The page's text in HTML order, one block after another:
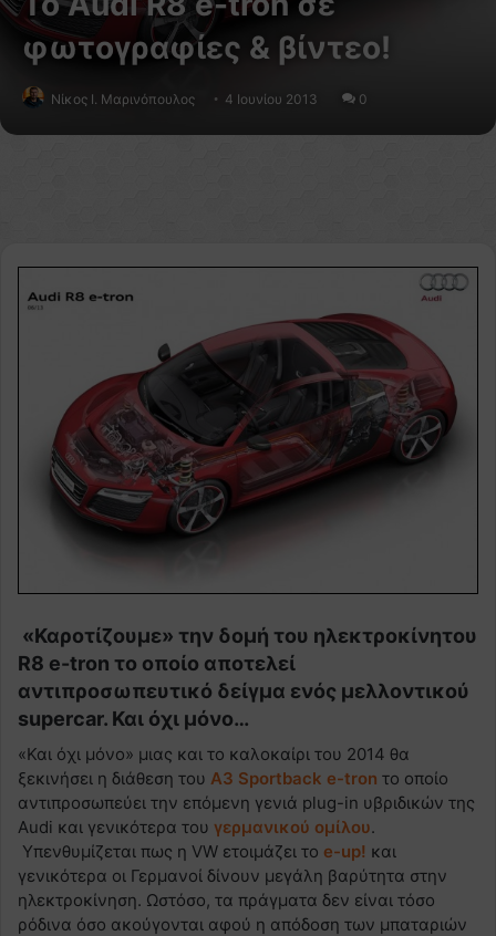
φωτογραφίες & βίντεο!
Nίκος Ι. Mαρινόπουλος 4 Ιουνίου 2013 0
«Καροτίζουμε» την δομή του ηλεκτροκίνητου
R8 e-tron το οποίο αποτελεί
αντιπροσωπευτικό δείγμα ενός μελλοντικού
supercar. Και όχι μόνο…
«Και όχι μόνο» μιας και το καλοκαίρι του 2014 θα
ξεκινήσει η διάθεση του Α3 Sportback e-tron το οποίο
αντιπροσωπεύει την επόμενη γενιά plug-in υβριδικών της
Audi και γενικότερα του γερμανικού ομίλου.
Υπενθυμίζεται πως η VW ετοιμάζει το e-up! και
γενικότερα οι Γερμανοί δίνουν μεγάλη βαρύτητα στην
ηλεκτροκίνηση. Ωστόσο, τα πράγματα δεν είναι τόσο
ρόδινα όσο ακούγονται αφού η απόδοση των μπαταριών